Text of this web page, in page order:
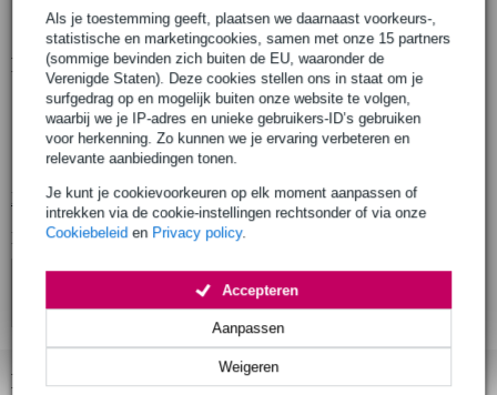
Als je toestemming geeft, plaatsen we daarnaast voorkeurs-,
statistische en marketingcookies, samen met onze 15 partners
(sommige bevinden zich buiten de EU, waaronder de
Verenigde Staten). Deze cookies stellen ons in staat om je
surfgedrag op en mogelijk buiten onze website te volgen,
waarbij we je IP-adres en unieke gebruikers-ID’s gebruiken
voor herkenning. Zo kunnen we je ervaring verbeteren en
relevante aanbiedingen tonen.
Je kunt je cookievoorkeuren op elk moment aanpassen of
intrekken via de cookie-instellingen rechtsonder of via onze
Cookiebeleid en Privacy policy.
Weigeren
Aanpassen
Accepteren
€ 8,95 eenmalig
Productinformatie
modulatie: UHF
bereik: max. 300 m (open veld)
zendfrequentie: 863 - 865 MHz
Bekijk alle productspecificaties
Bekijk ook eens (3)
Bekijk ook eens (1)